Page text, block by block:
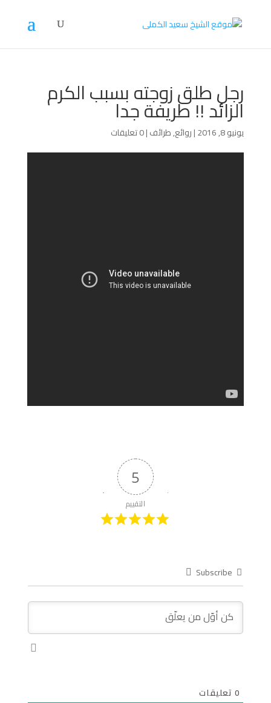
رجل طلق زوجته بسبب الكرم
الزائد !! طريفة جدا
يونيو 8, 2016 |روائع,طرائف|0 تعليقات
5
التقييم
Subscribe
0تعليقات